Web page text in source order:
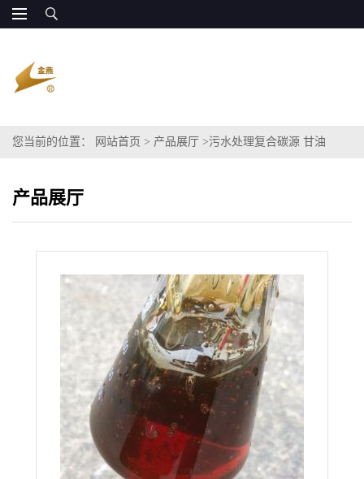
您当前的位置： 网站首页 > 产品展厅 >污水处理复合碳源 甘油
产品展厅